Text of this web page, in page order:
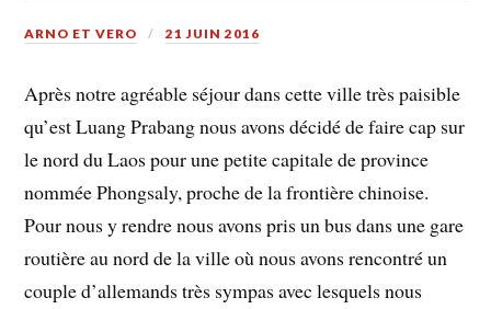
ARNO ET VERO 21 JUIN 2016
Après notre agréable séjour dans cette ville très paisible
qu’est Luang Prabang nous avons décidé de faire cap sur
le nord du Laos pour une petite capitale de province
nommée Phongsaly, proche de la frontière chinoise.
Pour nous y rendre nous avons pris un bus dans une gare
routière au nord de la ville où nous avons rencontré un
couple d’allemands très sympas avec lesquels nous